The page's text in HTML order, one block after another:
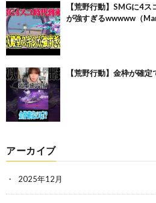
【荒野行動】SMGに4
が強すぎるwwwww（
【荒野行動】金枠が確
アーカイブ
2025年12月